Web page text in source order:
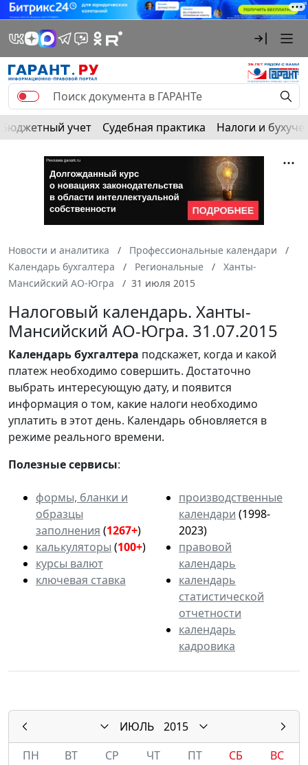
Бюджетный учет Судебная практика Налоги и
Новости и аналитика
Профессиональные календари
Календарь бухгалтера
Региональные
Ханты-
Мансийский АО-Югра
31 июля 2015
Налоговый календарь. Ханты-
Мансийский АО-Югра. 31.07.2015
Календарьбухгалтера подскажет, когда и какой
платеж необходимо совершить. Достаточно
выбрать интересующую дату, и появится
информация о том, какие налоги необходимо
уплатить в этот день. Календарь обновляется в
режиме реального времени.
Полезные сервисы:
формы, бланки и
образцы
заполнения (1267+)
калькуляторы (100+)
курсы валют
ключевая ставка
производственные
календари (1998-
2023)
правовой
календарь
календарь
статистической
отчетности
календарь
кадровика
ИЮЛЬ
2015
ПН
ВТ СР ЧТ ПТ СБ
ВС